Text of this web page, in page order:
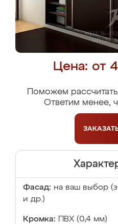
Цена: от
Поможем
Ответим менее,
Фасад: на ваш выбор
и др.)
Кромка: ПВХ (0,4 мм)